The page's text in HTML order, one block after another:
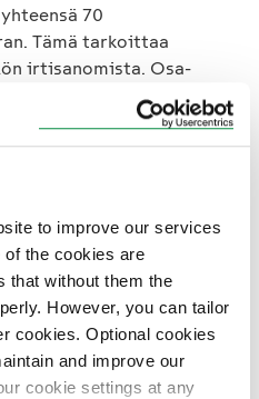
to improve our services
the cookies are
that without them the
However, you can tailor
cookies. Optional cookies
and improve our
cookie settings at any
70
Tämä tarkoittaa
irtisanomista. Osa-
osuutta lisätään ja
vastaamaan
Tässä yhteydessä
hoitamiksi.
ei suljeta, mutta
ensi kevään
asiakkaita
VR:llä on kaikkiaan
rataverkkoa.